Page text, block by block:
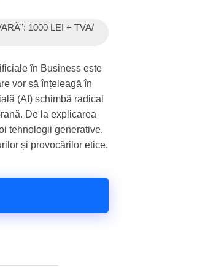
1000 LEI + TVA/
în Business este
vor să înțeleagă în
(AI) schimbă radical
De la explicarea
tehnologii generative,
și provocărilor etice,